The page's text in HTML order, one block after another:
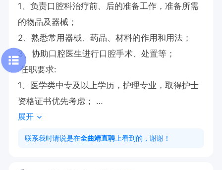
1、负责口腔科治疗前、后的准备工作，准备所需
的物品及器械；
2、熟悉常用器械、药品、材料的作用和用法；
3、协助口腔医生进行口腔手术、处置等；
任职要求:
1、医学类中专及以上学历，护理专业，取得护士
资格证书优先考虑；
2、有口腔诊所、口腔临床经验工作经验者优先；
3、阳光、开朗、亲和力高，具备较好的沟通能
展开
联系我时请说是在全曲靖直聘 上看到的，谢谢！